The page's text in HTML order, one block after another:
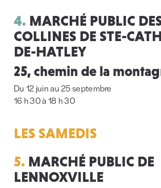
4. MARCHÉ PUBLIC
COLLINES DE STE-
DE-HATLEY
25, chemin de la
Du 12 juin au 25 septembre
16 h 30 à 18 h 30
LES SAMEDIS
5. MARCHÉ PUBLIC DE
LENNOXVILLE